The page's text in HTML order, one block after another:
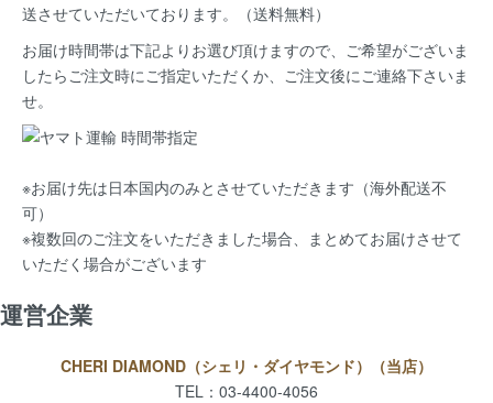
送させていただいております。（送料無料）
お届け時間帯は下記よりお選び頂けますので、ご希望がございま
したらご注文時にご指定いただくか、ご注文後にご連絡下さいま
せ。
※お届け先は日本国内のみとさせていただきます（海外配送不
可）
※複数回のご注文をいただきました場合、まとめてお届けさせて
いただく場合がございます
運営企業
CHERI DIAMOND（シェリ・ダイヤモンド）（当店）
TEL：03-4400-4056